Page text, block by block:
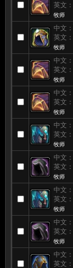
英文：
牧师
中文：
英文：
牧师
中文：
英文：
牧师
中文：
英文：
牧师
中文：
英文：
牧师
中文：
英文：
牧师
中文：
英文：
牧师
中文：
英文：
牧师
中文：
英文：